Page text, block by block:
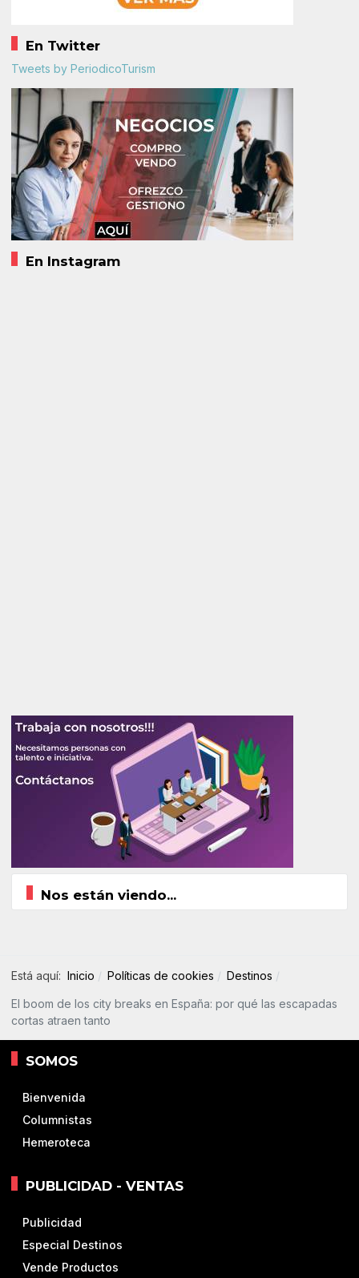
En Twitter
Tweets by PeriodicoTurism
En Instagram
Nos están viendo...
Está aquí: Inicio Políticas de cookies Destinos
El boom de los city breaks en España: por qué las escapadas
cortas atraen tanto
SOMOS
Bienvenida
Columnistas
Hemeroteca
PUBLICIDAD - VENTAS
Publicidad
Especial Destinos
Vende Productos